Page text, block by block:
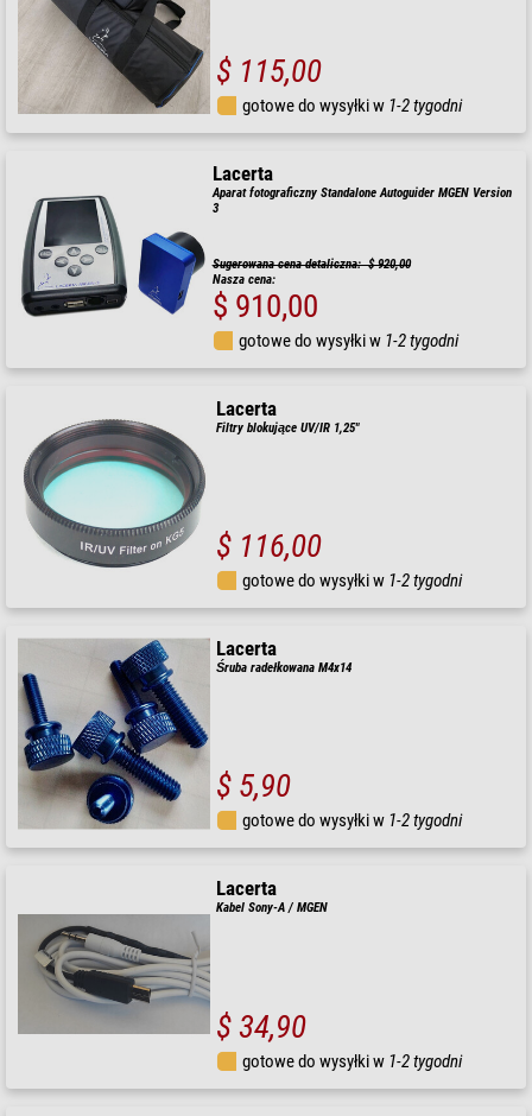
$ 115,00
gotowe do wysyłki w 1-2 tygodni
Lacerta
Aparat fotograficzny Standalone Autoguider MGEN Version
3
Sugerowana cena detaliczna: $ 920,00
Nasza cena:
$ 910,00
gotowe do wysyłki w 1-2 tygodni
Lacerta
Filtry blokujące UV/IR 1,25"
$ 116,00
gotowe do wysyłki w 1-2 tygodni
Lacerta
Śruba radełkowana M4x14
$ 5,90
gotowe do wysyłki w 1-2 tygodni
Lacerta
Kabel Sony-A / MGEN
$ 34,90
gotowe do wysyłki w 1-2 tygodni